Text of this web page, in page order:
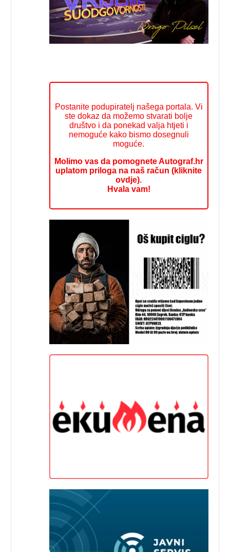
Postanite podupiratelj našega portala. Vi
ste dokaz da možemo stvarati bolje
društvo i da ponekad valja htjeti i
nemoguće kako bismo dosegnuli
moguće.
Molimo vas da pomognete Autograf.hr
uplatom priloga na naš račun (kliknite
ovdje).
Hvala vam!